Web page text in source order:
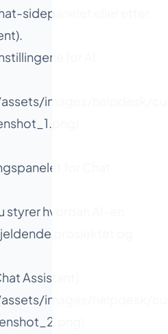
sidepanelet eller etter
for AI
images/helpdesk/
for Chat
hvordan AI-en
prosjektet og
Assistant]
images/helpdesk/